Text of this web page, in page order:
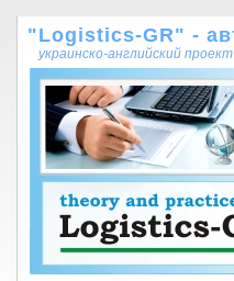
"Logistics-GR" -
украинско-английский